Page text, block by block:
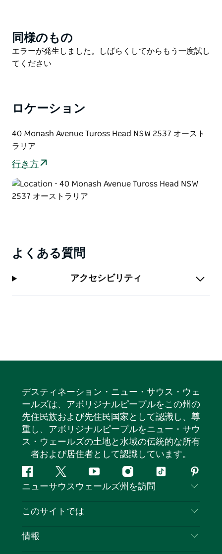
Product
List
同様のもの
Product
List
エラーが発生しました。しばらくしてからもう一度試し
てください
ロケーション
40 Monash Avenue Tuross Head NSW 2537 オースト
ラリア
行き方
よくある質問
アクセシビリティ
デスティネーション・ニュー・サウス・ウェ
ールズは、アボリジナルピープルをこの州の
先住民族および先住民国家として認識し、尊
重し、アボリジナルピープルをニュー・サウ
ス・ウェールズの土地と水域の伝統的な所有
者および居住者として認識しています。
フ
ェ
ス
ッ
ツ
イ
タ
ユ
ー
イ
ン
テ
ピ
ン
レ
ト
ニューサウスウェールズ州を訪問
お問い合わせ
このサイトでは
目的地
情報